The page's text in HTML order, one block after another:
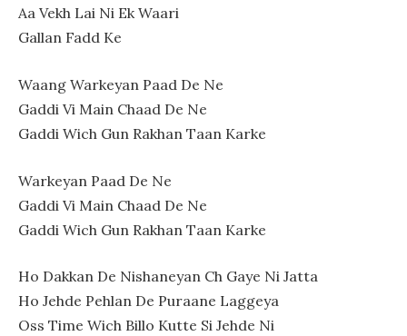
Aa Vekh Lai Ni Ek Waari
Gallan Fadd Ke
Waang Warkeyan Paad De Ne
Gaddi Vi Main Chaad De Ne
Gaddi Wich Gun Rakhan Taan Karke
Warkeyan Paad De Ne
Gaddi Vi Main Chaad De Ne
Gaddi Wich Gun Rakhan Taan Karke
Ho Dakkan De Nishaneyan Ch Gaye Ni Jatta
Ho Jehde Pehlan De Puraane Laggeya
Oss Time Wich Billo Kutte Si Jehde Ni